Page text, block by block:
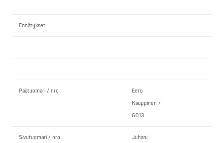
Ennätykset
Päätuomari / nro
Eero
Kauppinen /
6013
Sivutuomari / nro
Juhani